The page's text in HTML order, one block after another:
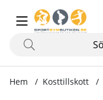
Hem Kosttillskott